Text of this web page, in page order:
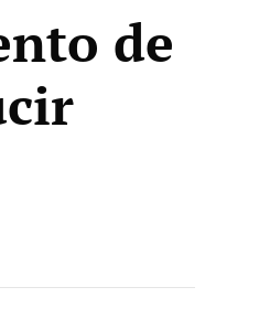
de